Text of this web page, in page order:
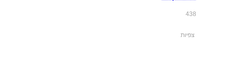
438
צפיות